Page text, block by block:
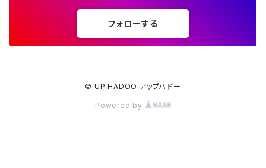
フォローする
© UP HADOO アップハドー
Powered by